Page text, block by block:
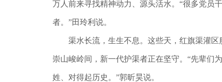
万人前来寻找精神动力、源头活水。“很多党员
者。”田玲利说。
渠水长流，生生不息。这些天，红旗渠灌区
崇山峻岭间，新一代护渠者正在坚守。“先辈们
姓、对得起历史。”郭昕昊说。